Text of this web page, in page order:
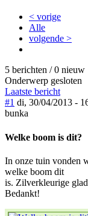
< vorige
Alle
volgende >
5 berichten / 0 nieuw
Onderwerp gesloten
Laatste bericht
#1 di, 30/04/2013 -
bunka
Welke boom is dit?
In onze tuin vonden
welke boom dit
is. Zilverkleurige
Bedankt!